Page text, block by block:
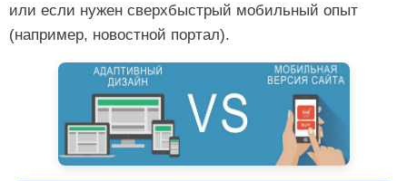
или если нужен сверхбыстрый мобильный опыт
(например, новостной портал).